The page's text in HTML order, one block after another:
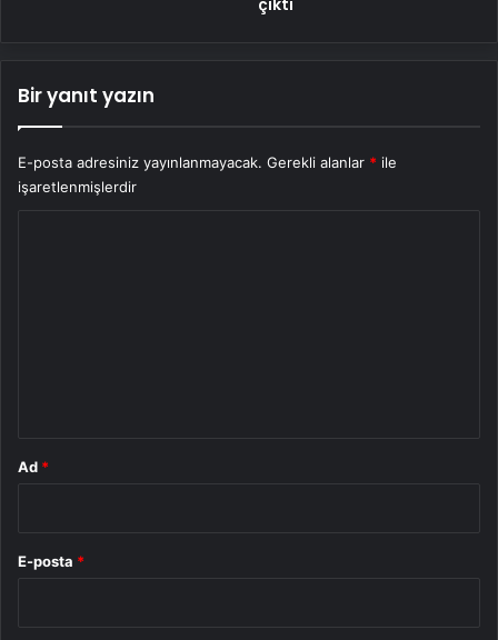
Bir yanıt yazın
E-posta adresiniz yayınlanmayacak. Gerekli alanlar * ile
işaretlenmişlerdir
Ad *
E-posta *